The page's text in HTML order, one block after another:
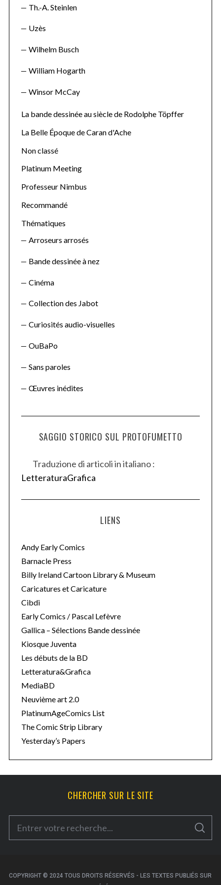
Th.-A. Steinlen
Uzès
Wilhelm Busch
William Hogarth
Winsor McCay
La bande dessinée au siècle de Rodolphe Töpffer
La Belle Époque de Caran d'Ache
Non classé
Platinum Meeting
Professeur Nimbus
Recommandé
Thématiques
Arroseurs arrosés
Bande dessinée à nez
Cinéma
Collection des Jabot
Curiosités audio-visuelles
OuBaPo
Sans paroles
Œuvres inédites
SAGGIO STORICO SUL PROTOFUMETTO
Traduzione di articoli in italiano :
LetteraturaGrafica
LIENS
Andy Early Comics
Barnacle Press
Billy Ireland Cartoon Library & Museum
Caricatures et Caricature
Cibdi
Early Comics / Pascal Lefèvre
Gallica – Sélections Bande dessinée
Kiosque Juventa
Les débuts de la BD
Letteratura&Grafica
MediaBD
Neuvième art 2.0
PlatinumAgeComics List
The Comic Strip Library
Yesterday’s Papers
CHERCHER SUR LE SITE
c
S
A
COPYRIGHT © 2024 TOUS DROITS RÉSERVÉS - LES TEXTES PUBLIÉS SUR